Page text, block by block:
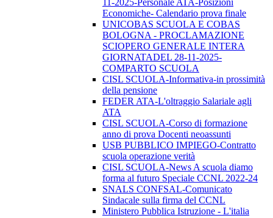
11-2025-Personale ATA-Posizioni
Economiche- Calendario prova finale
UNICOBAS SCUOLA E COBAS
BOLOGNA - PROCLAMAZIONE
SCIOPERO GENERALE INTERA
GIORNATADEL 28-11-2025-
COMPARTO SCUOLA
CISL SCUOLA-Informativa-in prossimità
della pensione
FEDER ATA-L'oltraggio Salariale agli
ATA
CISL SCUOLA-Corso di formazione
anno di prova Docenti neoassunti
USB PUBBLICO IMPIEGO-Contratto
scuola operazione verità
CISL SCUOLA-News A scuola diamo
forma al futuro Speciale CCNL 2022-24
SNALS CONFSAL-Comunicato
Sindacale sulla firma del CCNL
Ministero Pubblica Istruzione - L'italia